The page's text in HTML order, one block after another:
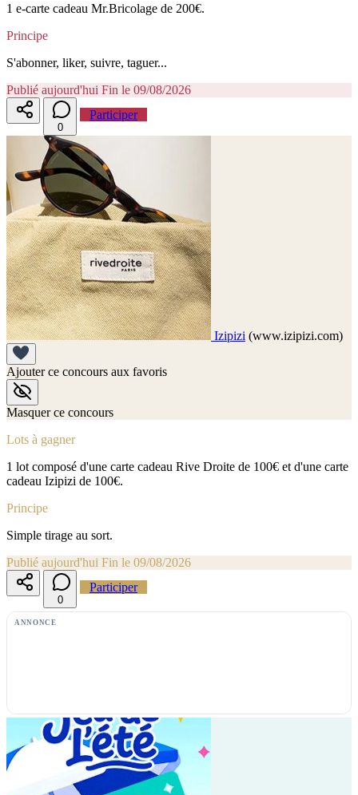
1 e-carte cadeau Mr.Bricolage de 200€.
Principe
S'abonner, liker, suivre, taguer...
Publié aujourd'hui Fin le 09/08/2026
0
Participer
Izipizi (www.izipizi.com)
Ajouter ce concours aux favoris
Masquer ce concours
Lots à gagner
1 lot composé d'une carte cadeau Rive Droite de 100€ et d'une carte
cadeau Izipizi de 100€.
Principe
Simple tirage au sort.
Publié aujourd'hui Fin le 09/08/2026
0
Participer
ANNONCE